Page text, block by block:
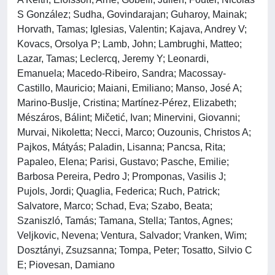
S González; Sudha, Govindarajan; Guharoy, Mainak;
Horvath, Tamas; Iglesias, Valentin; Kajava, Andrey V;
Kovacs, Orsolya P; Lamb, John; Lambrughi, Matteo;
Lazar, Tamas; Leclercq, Jeremy Y; Leonardi,
Emanuela; Macedo-Ribeiro, Sandra; Macossay-
Castillo, Mauricio; Maiani, Emiliano; Manso, José A;
Marino-Buslje, Cristina; Martínez-Pérez, Elizabeth;
Mészáros, Bálint; Mičetić, Ivan; Minervini, Giovanni;
Murvai, Nikoletta; Necci, Marco; Ouzounis, Christos A;
Pajkos, Mátyás; Paladin, Lisanna; Pancsa, Rita;
Papaleo, Elena; Parisi, Gustavo; Pasche, Emilie;
Barbosa Pereira, Pedro J; Promponas, Vasilis J;
Pujols, Jordi; Quaglia, Federica; Ruch, Patrick;
Salvatore, Marco; Schad, Eva; Szabo, Beata;
Szaniszló, Tamás; Tamana, Stella; Tantos, Agnes;
Veljkovic, Nevena; Ventura, Salvador; Vranken, Wim;
Dosztányi, Zsuzsanna; Tompa, Peter; Tosatto, Silvio C
E; Piovesan, Damiano